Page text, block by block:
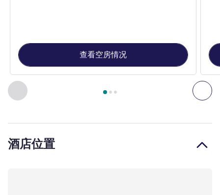
上一个 - 客房 下
第 页，共 , 客房 1 : 标准房，配备 1 张双人床 , 客房 2 :
查看空房情况
酒店位置